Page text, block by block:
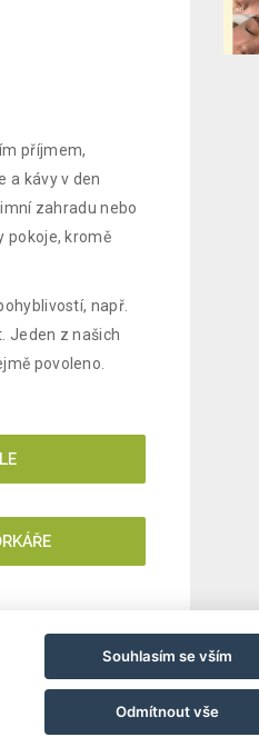
příjmem,
a kávy v den
zahradu nebo
pokoje, kromě
např.
Jeden z našich
povoleno.
Newsletter
Souhlasím se vším
Odmítnout vše